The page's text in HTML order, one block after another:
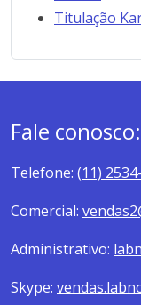
Titulação
Fale conosco:
Telefone: (11)
Comercial:
Administrativo:
Skype: